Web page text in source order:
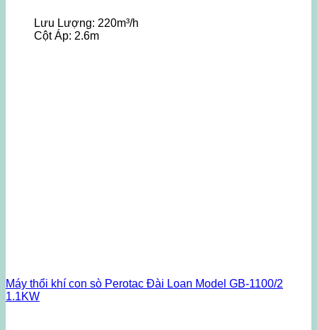
Lưu Lượng: 220m³/h
Cột Áp: 2.6m
Máy thổi khí con sò Perotac Đài Loan Model GB-1100/2
1.1KW